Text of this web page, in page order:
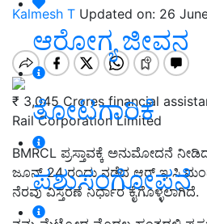
ಆರೋಗ್ಯ ಜೀವನ
ತೋಟಗಾರಿಕೆ
ಪಶುಸಂಗೋಪನೆ
Kalmesh T Updated on: 26
₹ 3,045 Crores financial
Rail Corporation Limited
BMRCL ಪ್ರಸ್ತಾವಕ್ಕೆ ಅನುಮೋದನೆ
ಜೂನ್ 24 ರಂದು ನಡೆದ ಆರ್ ಇ ಸಿ
ನೆರವು ವಿಸ್ತರಣೆ ನಿರ್ಧಾರ ಕೈಗೊಳ್ಳಲಾಗಿದೆ.